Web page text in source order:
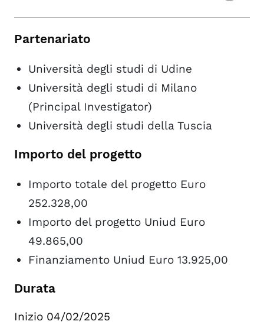
Partenariato
Università degli studi di Udine
Università degli studi di Milano
(Principal Investigator)
Università degli studi della Tuscia
Importo del progetto
Importo totale del progetto Euro
252.328,00
Importo del progetto Uniud Euro
49.865,00
Finanziamento Uniud Euro 13.925,00
Durata
Inizio 04/02/2025